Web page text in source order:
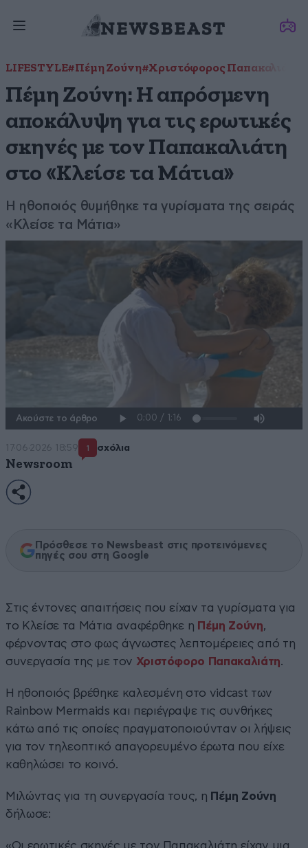
LIFESTYLE#Πέμη Ζούνη#Χριστόφορος Παπακαλιάτης
Πέμη Ζούνη: Η απρόσμενη
αποκάλυψη για τις ερωτικές
σκηνές με τον Παπακαλιάτη
στο «Κλείσε τα Μάτια»
Η ηθοποιός θυμήθηκε τα γυρίσματα της σειράς
«Κλείσε τα Μάτια»
Ακούστε το άρθρο
17·06·2026 18:59 1 σχόλια
Newsroom
Πρόσθεσε το Newsbeast στις προτεινόμενες
πηγές σου στη Google
Στις έντονες απαιτήσεις που είχαν τα γυρίσματα για
το Κλείσε τα Μάτια αναφέρθηκε η Πέμη Ζούνη,
φέρνοντας στο φως άγνωστες λεπτομέρειες από τη
συνεργασία της με τον Χριστόφορο Παπακαλιάτη.
Η ηθοποιός βρέθηκε καλεσμένη στο vidcast των
Rainbow Mermaids και περιέγραψε τις συνθήκες
κάτω από τις οποίες πραγματοποιούνταν οι λήψεις
για τον τηλεοπτικό απαγορευμένο έρωτα που είχε
καθηλώσει το κοινό.
Μιλώντας για τη συνεργασία τους, η Πέμη Ζούνη
δήλωσε:
«Οι ερωτικές σκηνές με τον Παπακαλιάτη είχαν μια